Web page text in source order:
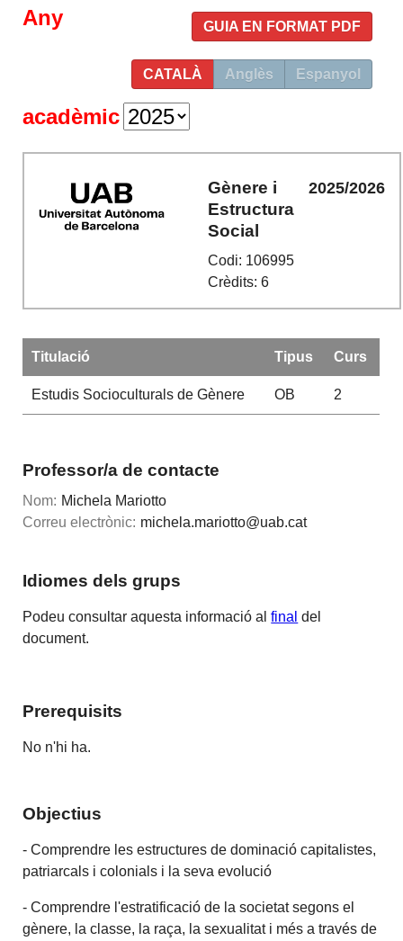
GUIA EN FORMAT PDF
CATALÀ Anglès Espanyol
Any
acadèmic
Gènere i
Estructura
Social
Codi: 106995
Crèdits: 6
2025/2026
Titulació Tipus Curs
Estudis Socioculturals de Gènere OB 2
Professor/a de contacte
Nom: Michela Mariotto
Correu electrònic: michela.mariotto@uab.cat
Idiomes dels grups
Podeu consultar aquesta informació alfinal del
document.
Prerequisits
No n'hi ha.
Objectius
- Comprendre les estructures de dominació capitalistes,
patriarcals i colonials i la seva evolució
- Comprendre l'estratificació de la societat segons el
gènere, la classe, la raça, la sexualitat i més a través de